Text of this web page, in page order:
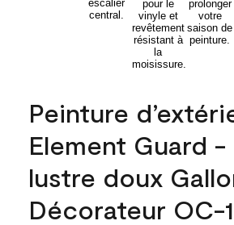
Peinture
Element Guard -
lustre doux
Décorateur OC-